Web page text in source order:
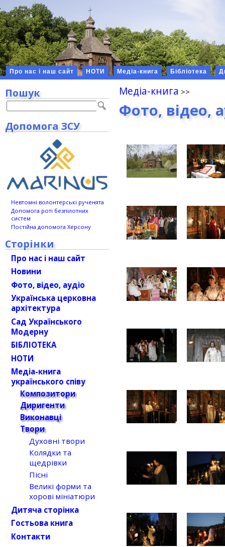
Про нас і наш сайт НОТИ Медіа-книга Бібліотека
Медіа-книга
Фото, відео,
Пошук
Допомога ЗСУ
Невтомні волонтерські рученята
Допомога роті безпілотних
систем
Постійна допомога Херсону
Сторінки
Про нас і наш сайт
Новини
Фото, відео, аудіо
Українська церковна
архітектура
Сад Українського
Модерну
БІБЛІОТЕКА
НОТИ
Медіа-книга
українського співу
Композитори
Диригенти
Виконавці
Твори
Духовні твори
Колядки та
щедрівки
Пісні
Великі форми та
хорові мініатюри
Дитяча сторінка
Гостьова книга
Контакти